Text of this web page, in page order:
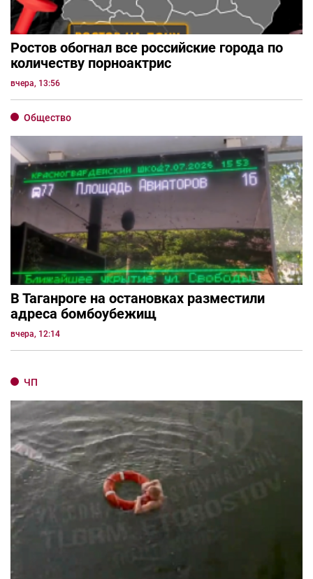
Ростов обогнал все российские города по
количеству порноактрис
вчера, 13:56
Общество
В Таганроге на остановках разместили
адреса бомбоубежищ
вчера, 12:14
ЧП